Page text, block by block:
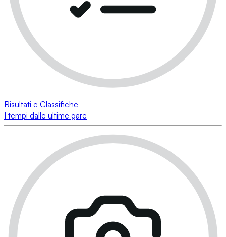
Risultati e Classifiche
I tempi dalle ultime gare